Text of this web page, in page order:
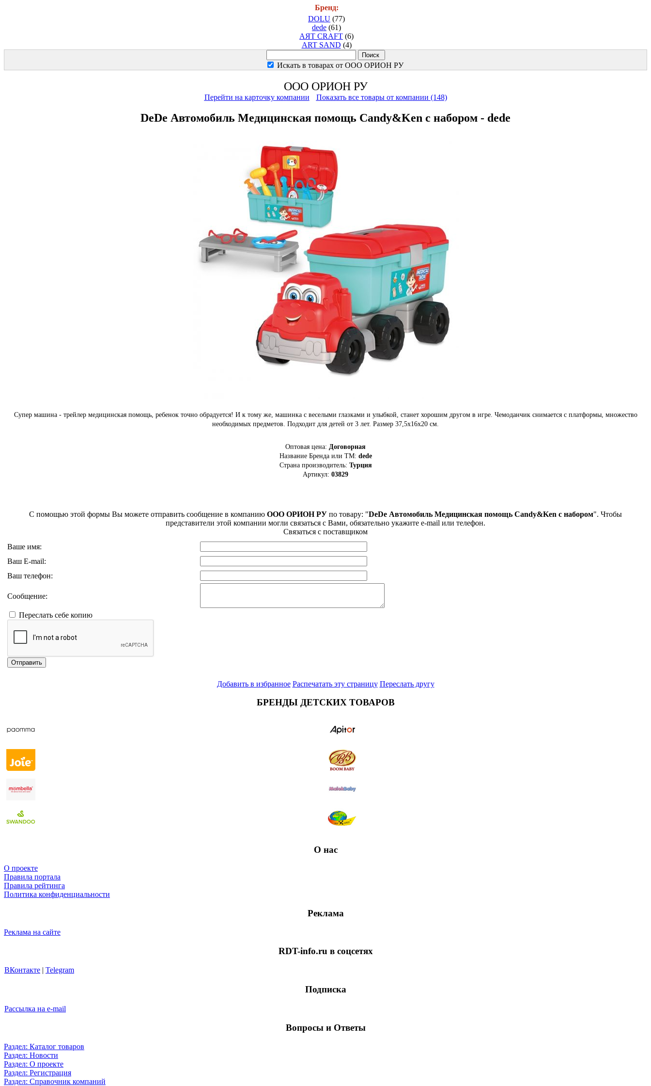
Бренд:
DOLU (77)
dede (61)
AЯT CRAFT (6)
ART SAND (4)
Искать в товарах от ООО ОРИОН РУ
ООО ОРИОН РУ
Перейти на карточку компании Показать все товары от компании (148)
DeDe Автомобиль Медицинская помощь Candy&Ken с набором - dede
Супер машина - трейлер медицинская помощь, ребенок точно обрадуется! И к тому же, машинка с веселыми глазками и улыбкой, станет хорошим другом в игре. Чемоданчик снимается с платформы, множество
необходимых предметов. Подходит для детей от 3 лет. Размер 37,5х16х20 см.
Оптовая цена: Договорная
Название Бренда или ТМ: dede
Страна производитель: Турция
Артикул: 03829
С помощью этой формы Вы можете отправить сообщение в компанию ООО ОРИОН РУ по товару: "DeDe Автомобиль Медицинская помощь Candy&Ken с набором". Чтобы
представители этой компании могли связаться с Вами, обязательно укажите e-mail или телефон.
Связаться с поставщиком
Ваше имя:
Ваш E-mail:
Ваш телефон:
Сообщение:
Переслать себе копию
Отправить
Добавить в избранное Распечатать эту страницу Переслать другу
БРЕНДЫ ДЕТСКИХ ТОВАРОВ
О нас
О проекте
Правила портала
Правила рейтинга
Политика конфиденциальности
Реклама
Реклама на сайте
RDT-info.ru в соцсетях
ВКонтакте | Telegram
Подписка
Рассылка на e-mail
Вопросы и Ответы
Раздел: Каталог товаров
Раздел: Новости
Раздел: О проекте
Раздел: Регистрация
Раздел: Справочник компаний